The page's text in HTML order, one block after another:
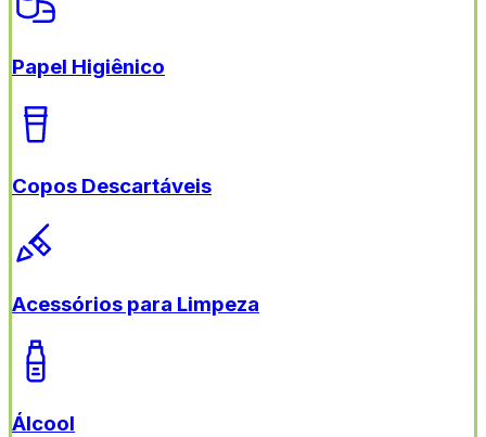
Papel Higiênico
Copos Descartáveis
Acessórios para Limpeza
Álcool